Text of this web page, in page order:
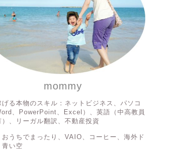
mommy
げる本物のスキル：ネットビジネス、パソコ
、PowerPoint、Excel）、英語（中高教員
）、リーガル翻訳、不動産投資
おうちでまったり、VAIO、コーヒー、海外ド
青い空